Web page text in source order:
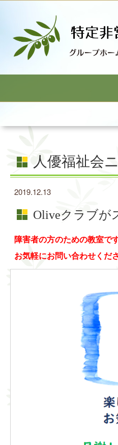
人優福祉会
2019.12.13
Oliveクラブが
障害者の方のための教室です
お気軽にお問い合わせくださ